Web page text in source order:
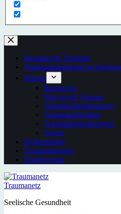
Beratung & Therapie
Traumaambulanzen in Sachsen
Wissen
Resourcen
Was ist ein Trauma
Traumafolgestörungen
Traumagedächtnis
Traumafolgestörungen
Trauer
Professionals
Veranstaltungen
Förderverein
Traumanetz
Seelische Gesundheit